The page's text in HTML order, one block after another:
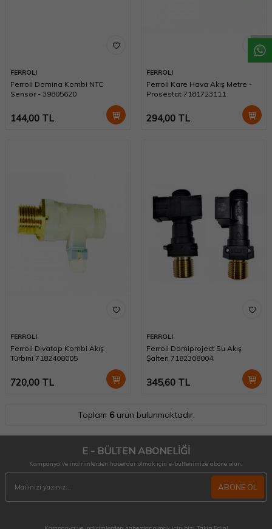
FERROLI
Ferroli Domina Kombi NTC
Sensör - 39805620
144,00 TL
FERROLI
Ferroli Kare Hava Akış Metre -
Prosestat 7181723111
294,00 TL
FERROLI
Ferroli Divatop Kombi Akış
Türbini 7182408005
720,00 TL
FERROLI
Ferroli Domiproject Su Akış
Şalteri 7182308004
345,60 TL
Toplam 6ürün bulunmaktadır.
E - BÜLTEN ABONELİĞİ
Kampanya ve indirimlerden haberdar olmak için e-bültenimize abone olun.
ABONE OL